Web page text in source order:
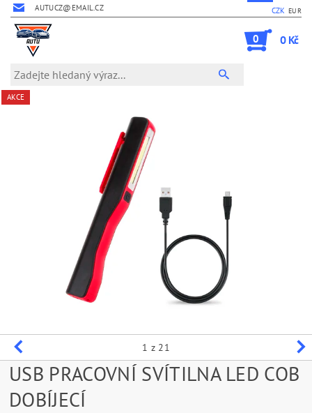
AUTUCZ@EMAIL.CZ CZK EUR
0 0 Kč
AKCE
1 z 21
USB PRACOVNÍ SVÍTILNA LED COB
DOBÍJECÍ